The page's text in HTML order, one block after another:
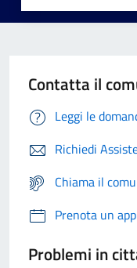
Contatta il
Leggi le
Richiedi
Chiama il
Prenota un
Problemi in